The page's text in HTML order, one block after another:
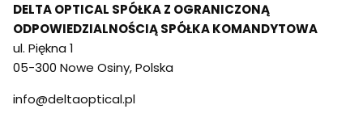
DELTA OPTICAL SPÓŁKA Z OGRANICZONĄ
ODPOWIEDZIALNOŚCIĄ SPÓŁKA KOMANDYTOWA
ul. Piękna 1
05-300 Nowe Osiny, Polska
info@deltaoptical.pl